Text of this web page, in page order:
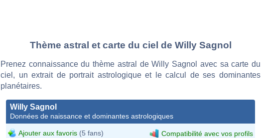
Thème astral et carte du ciel de Willy Sagnol
Prenez connaissance du thème astral de Willy Sagnol avec sa carte du
ciel, un extrait de portrait astrologique et le calcul de ses dominantes
planétaires.
Willy Sagnol
Données de naissance et dominantes astrologiques
Ajouter aux favoris (5 fans) Compatibilité avec vos profils